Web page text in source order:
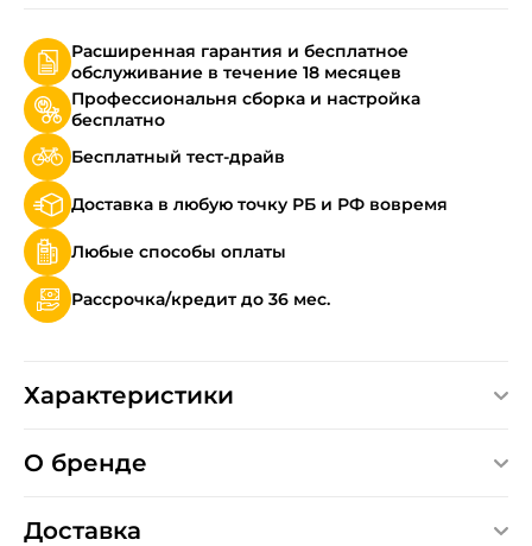
Расширенная гарантия и бесплатное
обслуживание в течение 18 месяцев
Профессиональня сборка и настройка
бесплатно
Бесплатный тест-драйв
Доставка в любую точку РБ и РФ вовремя
Любые способы оплаты
Рассрочка/кредит до 36 мес.
Характеристики
О бренде
Доставка